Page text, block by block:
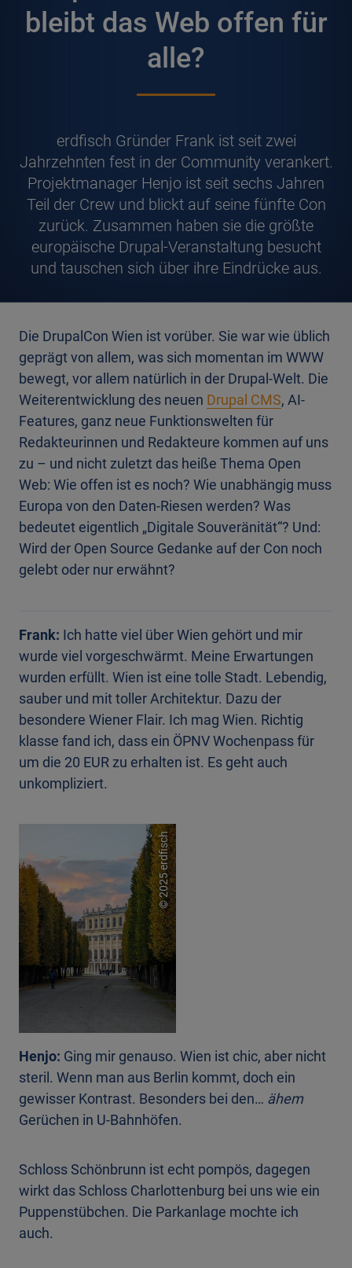
bleibt das Web offen für
alle?
erdfisch Gründer Frank ist seit zwei
Jahrzehnten fest in der Community verankert.
Projektmanager Henjo ist seit sechs Jahren
Teil der Crew und blickt auf seine fünfte Con
zurück. Zusammen haben sie die größte
europäische Drupal-Veranstaltung besucht
und tauschen sich über ihre Eindrücke aus.
Die DrupalCon Wien ist vorüber. Sie war wie üblich
geprägt von allem, was sich momentan im WWW
bewegt, vor allem natürlich in der Drupal-Welt. Die
Weiterentwicklung des neuen Drupal CMS, AI-
Features, ganz neue Funktionswelten für
Redakteurinnen und Redakteure kommen auf uns
zu – und nicht zuletzt das heiße Thema Open
Web: Wie offen ist es noch? Wie unabhängig muss
Europa von den Daten-Riesen werden? Was
bedeutet eigentlich „Digitale Souveränität“? Und:
Wird der Open Source Gedanke auf der Con noch
gelebt oder nur erwähnt?
Frank: Ich hatte viel über Wien gehört und mir
wurde viel vorgeschwärmt. Meine Erwartungen
wurden erfüllt. Wien ist eine tolle Stadt. Lebendig,
sauber und mit toller Architektur. Dazu der
besondere Wiener Flair. Ich mag Wien. Richtig
klasse fand ich, dass ein ÖPNV Wochenpass für
um die 20 EUR zu erhalten ist. Es geht auch
unkompliziert.
©
2025 erdfisch
Henjo: Ging mir genauso. Wien ist chic, aber nicht
steril. Wenn man aus Berlin kommt, doch ein
gewisser Kontrast. Besonders bei den… ähem
Gerüchen in U-Bahnhöfen.
Schloss Schönbrunn ist echt pompös, dagegen
wirkt das Schloss Charlottenburg bei uns wie ein
Puppenstübchen. Die Parkanlage mochte ich
auch.